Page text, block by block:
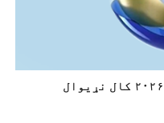
په شينجيانګ کې د ترهګرۍ ضد د ۲۰۲۶ کال نړیوال